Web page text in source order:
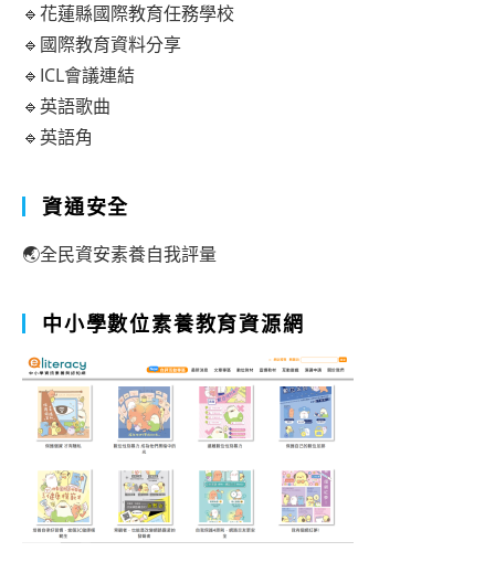
🔹花蓮縣國際教育任務學校
🔹國際教育資料分享
🔹ICL會議連結
🔹英語歌曲
🔹英語角
資通安全
🌏全民資安素養自我評量
中小學數位素養教育資源網